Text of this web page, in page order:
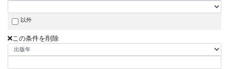
以外
この条件を削除